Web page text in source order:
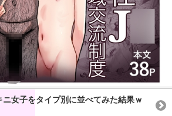
ニ女子をタイプ別に並べてみた結果ｗ